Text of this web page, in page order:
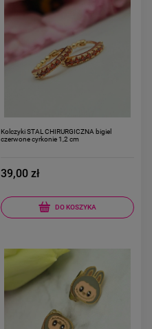
Kolczyki STAL CHIRURGICZNA bigiel
czerwone cyrkonie 1,2 cm
39,00 zł
DO KOSZYKA